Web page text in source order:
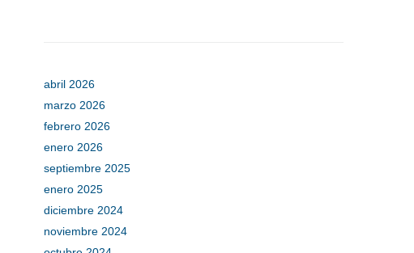
abril 2026
marzo 2026
febrero 2026
enero 2026
septiembre 2025
enero 2025
diciembre 2024
noviembre 2024